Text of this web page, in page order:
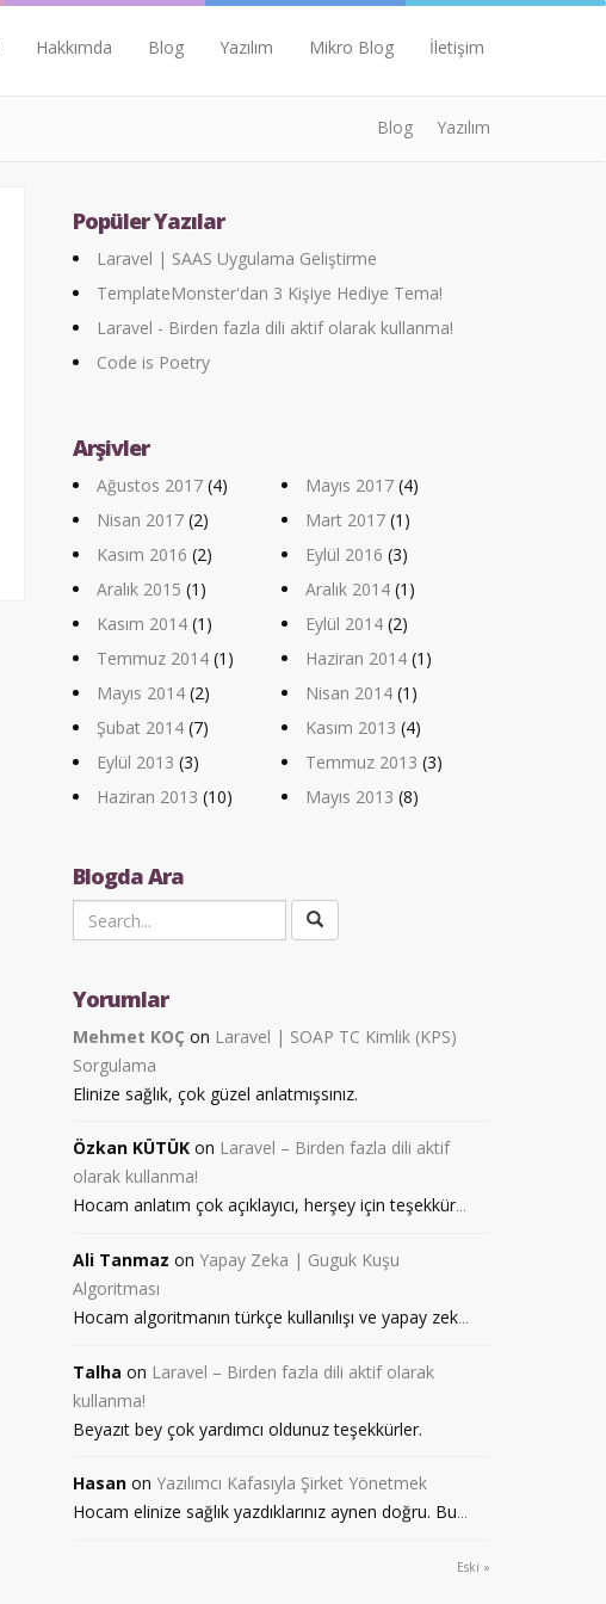
Hakkımda Blog Yazılım Mikro Blog İletişim
Blog Yazılım
Popüler Yazılar
Laravel | SAAS Uygulama Geliştirme
TemplateMonster'dan 3 Kişiye Hediye Tema!
Laravel - Birden fazla dili aktif olarak kullanma!
Code is Poetry
Arşivler
Ağustos 2017 (4) Mayıs 2017 (4)
Nisan 2017 (2) Mart 2017 (1)
Kasım 2016 (2) Eylül 2016 (3)
Aralık 2015 (1) Aralık 2014 (1)
Kasım 2014 (1) Eylül 2014 (2)
Temmuz 2014 (1) Haziran 2014 (1)
Mayıs 2014 (2) Nisan 2014 (1)
Şubat 2014 (7) Kasım 2013 (4)
Eylül 2013 (3) Temmuz 2013 (3)
Haziran 2013 (10) Mayıs 2013 (8)
Blogda Ara
Yorumlar
Mehmet KOÇ on Laravel | SOAP TC Kimlik (KPS)
Sorgulama
Elinize sağlık, çok güzel anlatmışsınız.
Özkan KÜTÜK on Laravel – Birden fazla dili aktif
olarak kullanma!
Hocam anlatım çok açıklayıcı, herşey için teşekkür...
Ali Tanmaz on Yapay Zeka | Guguk Kuşu
Algoritması
Hocam algoritmanın türkçe kullanılışı ve yapay zek...
Talha on Laravel – Birden fazla dili aktif olarak
kullanma!
Beyazıt bey çok yardımcı oldunuz teşekkürler.
Hasan on Yazılımcı Kafasıyla Şirket Yönetmek
Hocam elinize sağlık yazdıklarınız aynen doğru. Bu...
Eski »